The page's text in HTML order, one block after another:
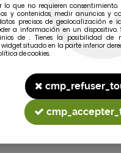
MODELO
que no requieren consentimiento.
y contenidos, medir anuncios y
precisos de geolocalización e
a información en un dispositivo.
de . Tienes la posibilidad de
situado en la parte inferior
de cookies.